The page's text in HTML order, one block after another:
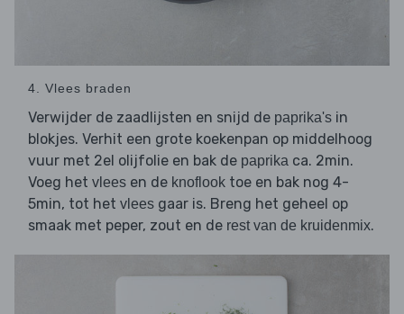
4. Vlees braden
Verwijder de zaadlijsten en snijd de paprika's in
blokjes. Verhit een grote koekenpan op middelhoog
vuur met 2el olijfolie en bak de paprika ca. 2min.
Voeg het vlees en de knoflook toe en bak nog 4-
5min, tot het vlees gaar is. Breng het geheel op
smaak met peper, zout en de rest van de kruidenmix.